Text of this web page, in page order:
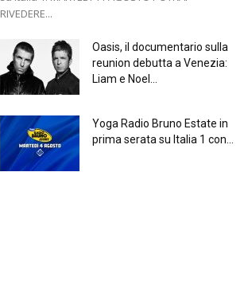
RIVEDERE...
Oasis, il documentario sulla
reunion debutta a Venezia:
Liam e Noel...
Yoga Radio Bruno Estate in
prima serata su Italia 1 con...